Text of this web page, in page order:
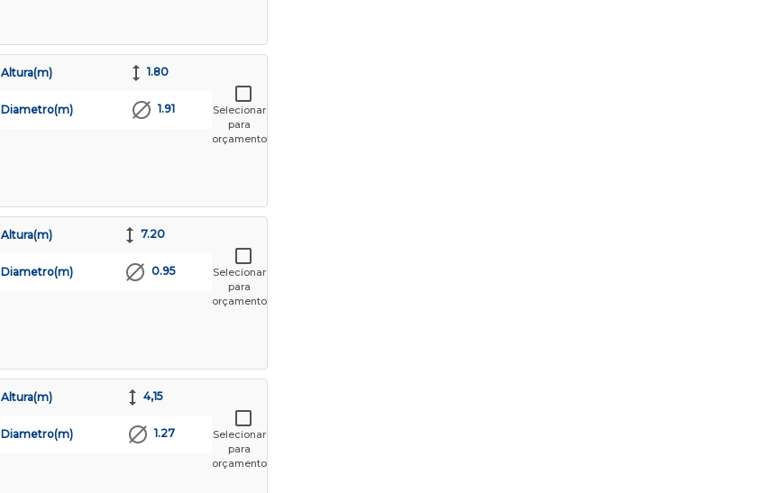
Altura(m) 1.80
Diametro(m) 1.91
Selecionar
para
orçamento
Altura(m) 7.20
Diametro(m) 0.95
Selecionar
para
orçamento
Altura(m) 4,15
Diametro(m) 1.27
Selecionar
para
orçamento